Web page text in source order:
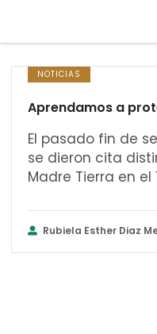
NOTICIAS
Aprendamos a
El pasado fin de
se dieron cita
Madre Tierra en el
Rubiela Esther Diaz